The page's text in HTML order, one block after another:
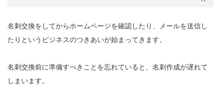
名刺交換をしてからホームページを確認したり、メールを送信し
たりというビジネスのつきあいが始まってきます。
名刺交換前に準備すべきことを忘れていると、名刺作成が遅れて
しまいます。